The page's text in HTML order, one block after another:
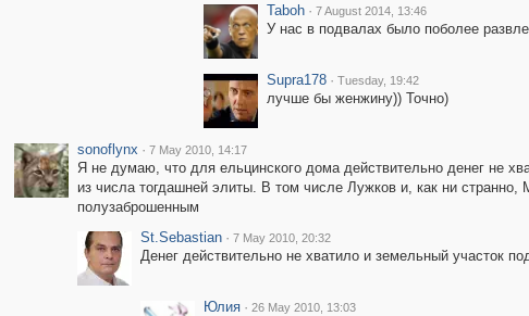
Taboh · 7 August 2014, 13:46
У нас в подвалах было поболее
Supra178 · Tuesday, 19:42
лучше бы женжину)) Точно)
sonoflynx · 7 May 2010, 14:17
Я не думаю, что для ельцинского дома действительно денег не
из числа тогдашней элиты. В том числе Лужков и, как ни
полузаброшенным
St.Sebastian · 7 May 2010, 20:32
Денег действительно не хватило и земельный участок
Юлия · 26 May 2010, 13:03